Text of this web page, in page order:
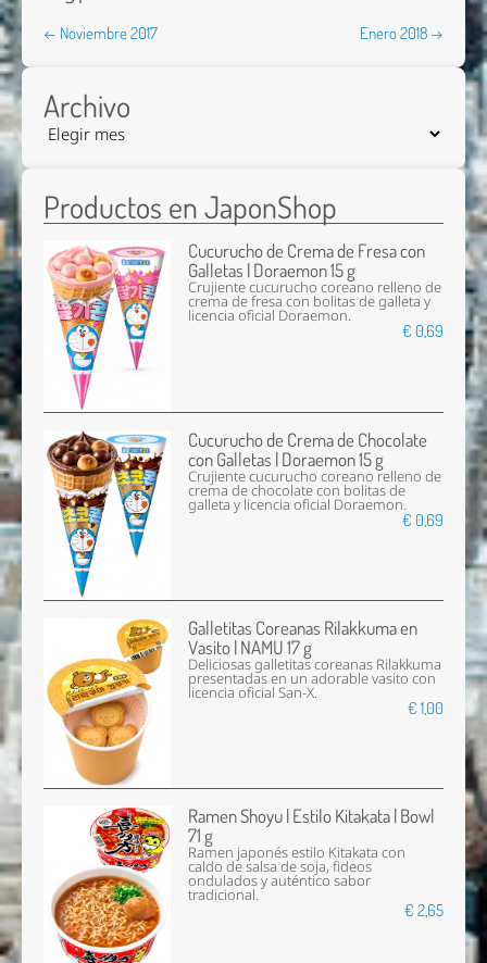
← Noviembre 2017 Enero 2018 →
Archivo
Productos en JaponShop
Cucurucho de Crema de Fresa con
Galletas | Doraemon 15 g
Crujiente cucurucho coreano relleno de
crema de fresa con bolitas de galleta y
licencia oficial Doraemon.
€ 0,69
Cucurucho de Crema de Chocolate
con Galletas | Doraemon 15 g
Crujiente cucurucho coreano relleno de
crema de chocolate con bolitas de
galleta y licencia oficial Doraemon.
€ 0,69
Galletitas Coreanas Rilakkuma en
Vasito | NAMU 17 g
Deliciosas galletitas coreanas Rilakkuma
presentadas en un adorable vasito con
licencia oficial San-X.
€ 1,00
Ramen Shoyu | Estilo Kitakata | Bowl
71 g
Ramen japonés estilo Kitakata con
caldo de salsa de soja, fideos
ondulados y auténtico sabor
tradicional.
€ 2,65